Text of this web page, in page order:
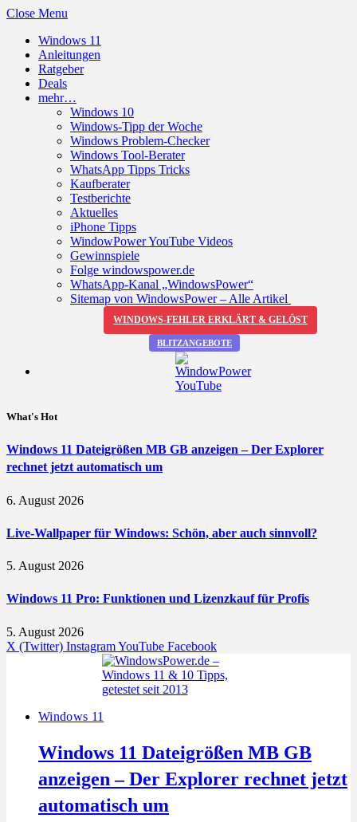
Close Menu
Windows 11
Anleitungen
Ratgeber
Deals
mehr…
Windows 10
Windows-Tipp der Woche
Windows Problem-Checker
Windows Tool-Berater
WhatsApp Tipps Tricks
Kaufberater
Testberichte
Aktuelles
iPhone Tipps
WindowPower YouTube Videos
Gewinnspiele
Folge windowspower.de
WhatsApp-Kanal „WindowsPower“
Sitemap von WindowsPower – Alle Artikel
WINDOWS-FEHLER ERKLÄRT & GELÖST
BLITZANGEBOTE
What's Hot
Windows 11 Dateigrößen MB GB anzeigen – Der Explorer
rechnet jetzt automatisch um
6. August 2026
Live-Wallpaper für Windows: Schön, aber auch sinnvoll?
5. August 2026
Windows 11 Pro: Funktionen und Lizenzkauf für Profis
5. August 2026
X (Twitter) InstagramYouTube Facebook
Windows 11
Windows 11 Dateigrößen MB GB
anzeigen – Der Explorer rechnet jetzt
automatisch um